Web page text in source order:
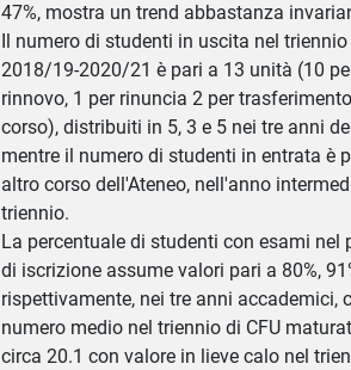
47%, mostra un trend abbastanza
Il numero di studenti in uscita nel
2018/19-2020/21 è pari a 13 unità (10
rinnovo, 1 per rinuncia 2 per
corso), distribuiti in 5, 3 e 5 nei tre anni
mentre il numero di studenti in entrata è
altro corso dell'Ateneo, nell'anno
triennio.
La percentuale di studenti con esami nel
di iscrizione assume valori pari a 80%,
rispettivamente, nei tre anni accademici,
numero medio nel triennio di CFU
circa 20.1 con valore in lieve calo nel